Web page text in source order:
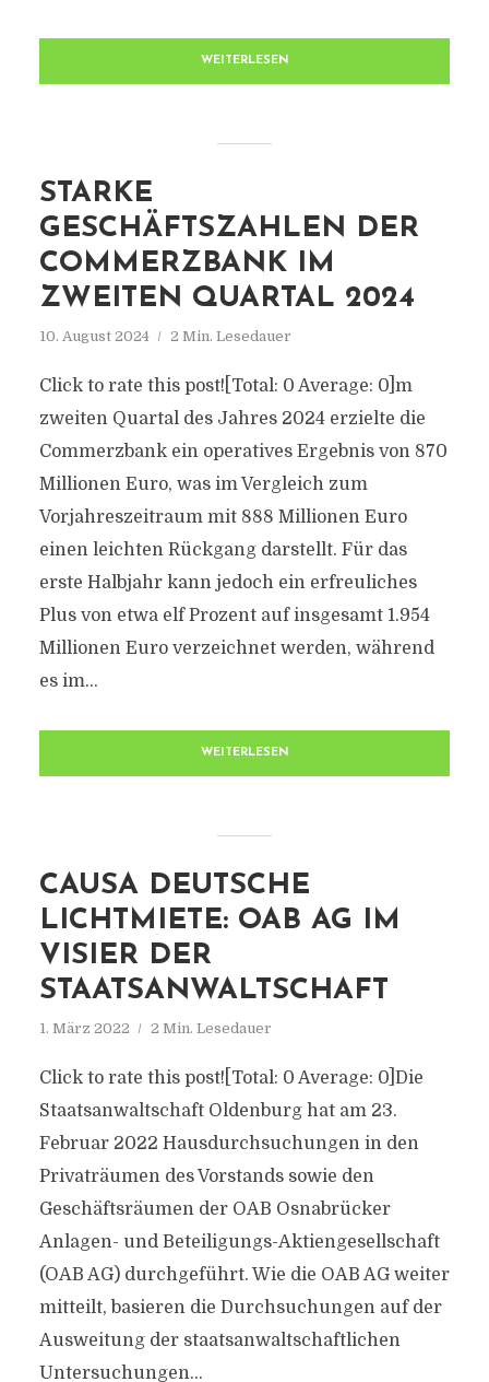
WEITERLESEN
STARKE
GESCHÄFTSZAHLEN DER
COMMERZBANK IM
ZWEITEN QUARTAL 2024
10. August 2024 2 Min. Lesedauer
Click to rate this post![Total: 0 Average: 0]m
zweiten Quartal des Jahres 2024 erzielte die
Commerzbank ein operatives Ergebnis von 870
Millionen Euro, was im Vergleich zum
Vorjahreszeitraum mit 888 Millionen Euro
einen leichten Rückgang darstellt. Für das
erste Halbjahr kann jedoch ein erfreuliches
Plus von etwa elf Prozent auf insgesamt 1.954
Millionen Euro verzeichnet werden, während
es im...
WEITERLESEN
CAUSA DEUTSCHE
LICHTMIETE: OAB AG IM
VISIER DER
STAATSANWALTSCHAFT
1. März 2022 2 Min. Lesedauer
Click to rate this post![Total: 0 Average: 0]Die
Staatsanwaltschaft Oldenburg hat am 23.
Februar 2022 Hausdurchsuchungen in den
Privaträumen des Vorstands sowie den
Geschäftsräumen der OAB Osnabrücker
Anlagen- und Beteiligungs-Aktiengesellschaft
(OAB AG) durchgeführt. Wie die OAB AG weiter
mitteilt, basieren die Durchsuchungen auf der
Ausweitung der staatsanwaltschaftlichen
Untersuchungen...